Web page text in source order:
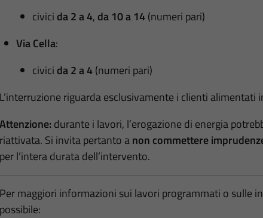
civici da 2 a 4, da 10 a 14(numeri pari)
Via Cella:
civici da 2 a 4(numeri pari)
L’interruzione riguarda esclusivamente i clienti alimentati
Attenzione: durante i lavori, l’erogazione di energia
riattivata. Si invita pertanto anon commettere
per l’intera durata dell’intervento.
Per maggiori informazioni sui lavori programmati o sulle
possibile: